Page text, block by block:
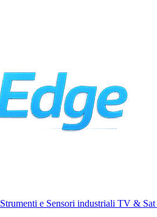
Strumenti e Sensori industriali TV & Sat